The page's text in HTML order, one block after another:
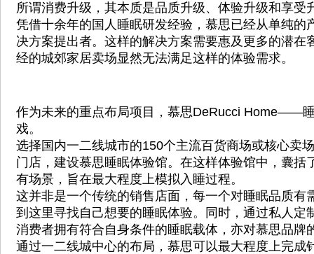
所谓消费升级，其本质是品质升级、体验升级和享受
凭借十余年的国人睡眠研发经验，慕思已经从单纯的
决方案提出者。这样的解决方案需要惠及更多的潜在
经的城郊家居卖场显然无法满足这样的体验需求。
作为未来的重点布局项目，慕思DeRucci Home——
戏。
选择国内一二线城市的150个主流百货商场或核心卖
门店，建设慕思睡眠体验馆。在这样体验馆中，囊括
有场景，旨在最大程度上模拟入睡过程。
这并非是一个传统的销售店面，每一个对睡眠品质有
到这里寻找自己想要的睡眠体验。同时，通过私人定
消费者拥有符合自身条件的睡眠载体，亦对慕思品牌
通过一二线城中心的布局，慕思可以最大程度上完成